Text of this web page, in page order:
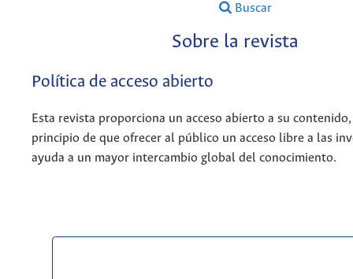
Buscar
Sobre la revista
Política de acceso abierto
Esta revista proporciona un acceso abierto a su
principio de que ofrecer al público un acceso libre a las
ayuda a un mayor intercambio global del conocimiento.